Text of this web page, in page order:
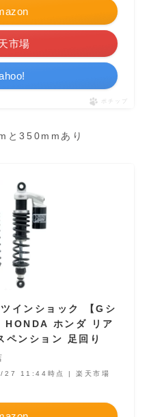
市場
ポチップ
と350mmあり
インショック 【Gシ
ホンダ リア
ペンション 足回り
27 11:44時点 | 楽天市場